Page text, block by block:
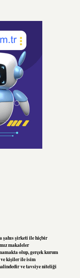
şahıs şirketi ile hiçbir
makaleler
olup, gerçek kurum
ve kişiler ile isim
ve tavsiye niteliği